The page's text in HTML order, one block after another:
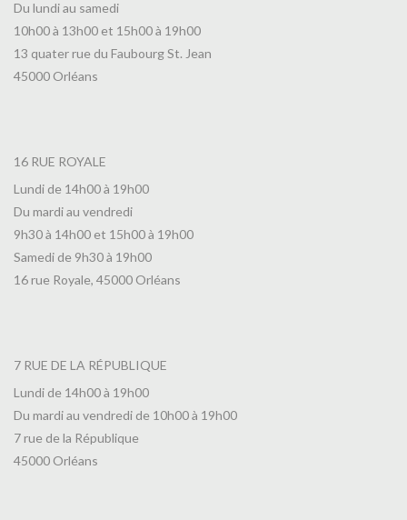
Du lundi au samedi
10h00 à 13h00 et 15h00 à 19h00
13 quater rue du Faubourg St. Jean
45000 Orléans
16 RUE ROYALE
Lundi de 14h00 à 19h00
Du mardi au vendredi
9h30 à 14h00 et 15h00 à 19h00
Samedi de 9h30 à 19h00
16 rue Royale, 45000 Orléans
7 RUE DE LA RÉPUBLIQUE
Lundi de 14h00 à 19h00
Du mardi au vendredi de 10h00 à 19h00
7 rue de la République
45000 Orléans